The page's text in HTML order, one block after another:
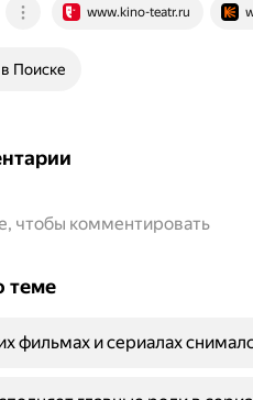
www.kino-teatr.ru
Поиске
чтобы комментировать
теме
фильмах и сериалах